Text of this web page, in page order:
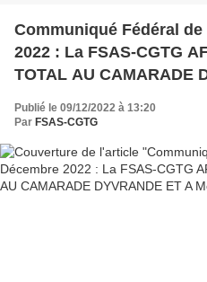
Communiqué Fédéral
2022 : La FSAS-CGTG
TOTAL AU CAMARADE DYVRANDE ET A Me
GELABALE
Publié le 09/12/2022 à 13:20
Par FSAS-CGTG